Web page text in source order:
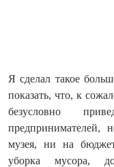
Я сделал такое
показать, что, к
безусловно
предпринимателей,
музея, ни на
уборка мусора,